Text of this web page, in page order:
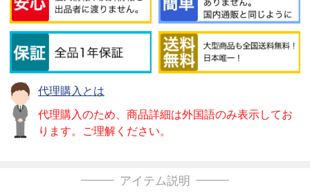
代理購入とは
代理購入のため、商品詳細は外国語のみ表示してお
ります。ご理解ください。
アイテム説明